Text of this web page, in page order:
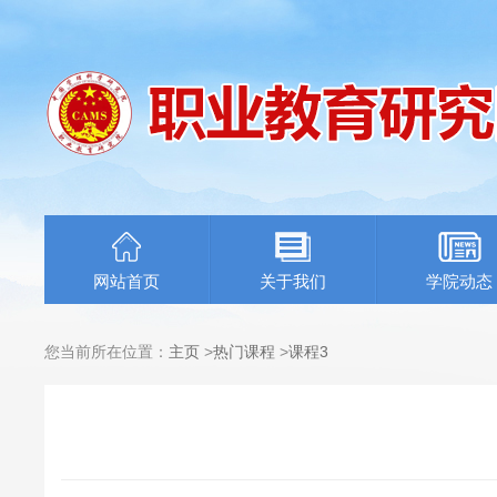
网站首页 关于我们 学院动态
您当前所在位置： 主页 >热门课程 >课程3